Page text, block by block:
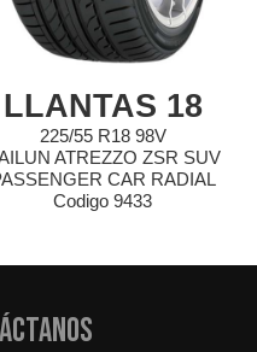
LLANTAS 18
225/55 R18 98V
ATREZZO ZSR SUV
CAR RADIAL
Codigo 9433